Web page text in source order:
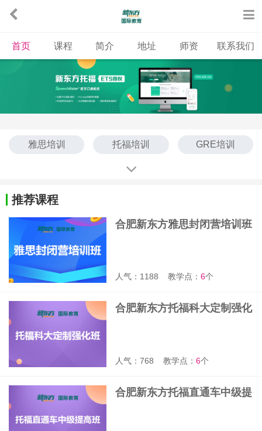
首页 课程 简介 地址 师资 联系我们
雅思培训 托福培训 GRE培训
PET培训
SAT培训
推荐课程
合肥新东方雅思封闭营培训班
人气：1188 教学点：6个
合肥新东方托福科大定制强化
人气：768 教学点：6个
合肥新东方托福直通车中级提